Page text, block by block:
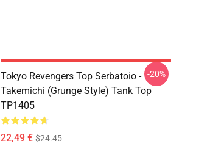
Tokyo Revengers Top Serbatoio -
Takemichi (Grunge Style) Tank Top
TP1405
22,49 € $24.45
-20%